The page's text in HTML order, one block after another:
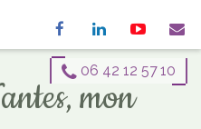
à Nantes
06 42 12 57 10
mon